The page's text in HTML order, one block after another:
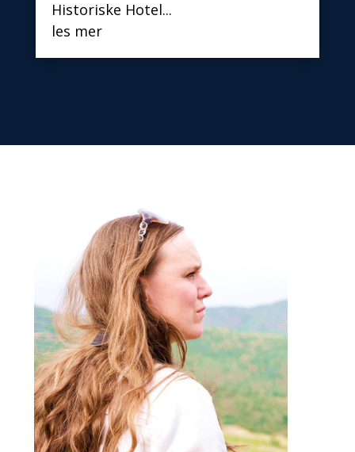
Historiske Hotel...
les mer